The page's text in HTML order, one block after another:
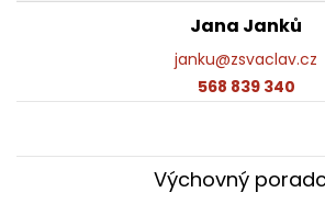
Jana Janků
janku@zsvaclav.cz
568 839 340
Výchovný